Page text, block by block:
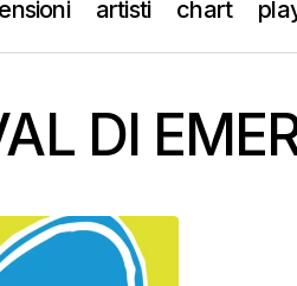
artisti chart
DI